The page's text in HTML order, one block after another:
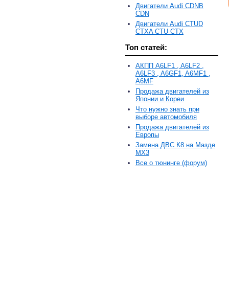
Двигатели Audi CDNB
CDN
Двигатели Audi CTUD
CTXA CTU CTX
Топ статей:
АКПП A6LF1 , A6LF2 ,
A6LF3 , A6GF1, A6MF1 ,
A6MF
Продажа двигателей из
Японии и Кореи
Что нужно знать при
выборе автомобиля
Продажа двигателей из
Европы
Замена ДВС К8 на Мазде
MX3
Все о тюнинге (форум)